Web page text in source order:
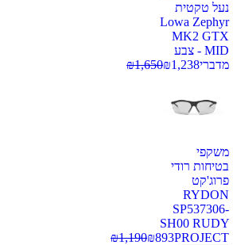
נעל טקטית
Lowa Zephyr
MK2 GTX
MID - צבע
מדברי
₪1,238
₪1,650
משקפי
בטיחות רודי
פרוג'קט
RYDON
SP537306-
SH00 RUDY
PROJECT
₪893
₪1,190